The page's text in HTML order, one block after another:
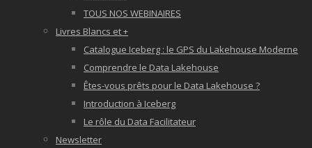
TOUS NOS WEBINAIRES
Livres Blancs et +
Catalogue Iceberg : le GPS du Lakehouse Moderne
Comprendre le Data Lakehouse
Êtes-vous prêts pour le Data Lakehouse ?
Introduction à Iceberg
Le rôle du Data Facilitateur
Newsletter